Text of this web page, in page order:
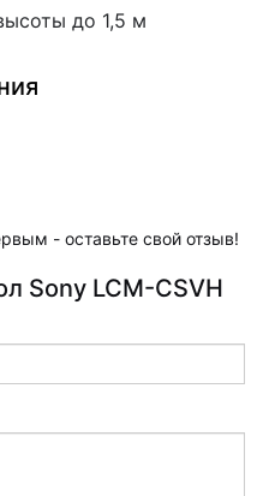
до 1,5 м
- оставьте свой отзыв!
Sony LCM-CSVH